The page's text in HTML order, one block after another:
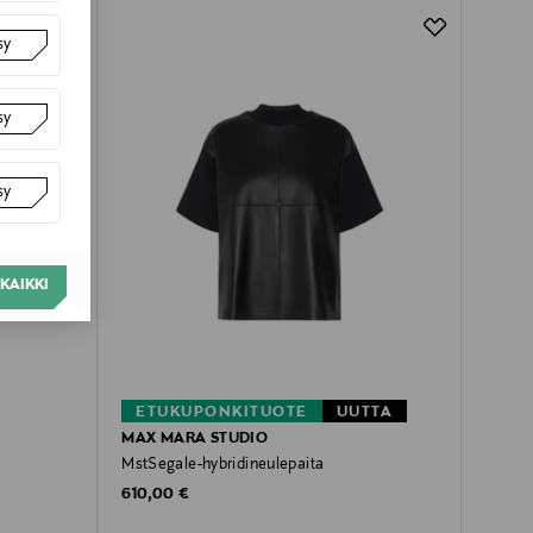
ETUKUPONKITUOTE
UUTTA
MAX MARA STUDIO
MstSegale-hybridineulepaita
Original Price
610,00 €